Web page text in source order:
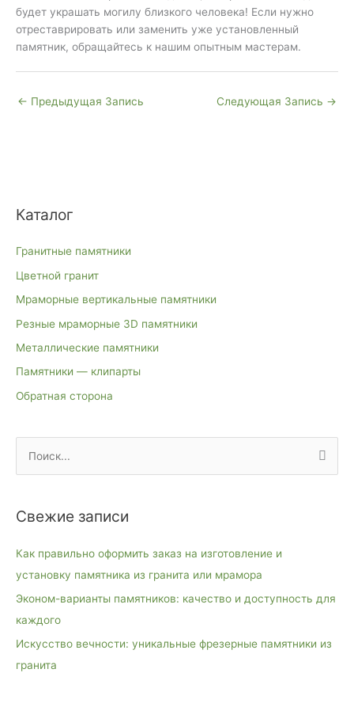
Каталог
Гранитные памятники
Цветной гранит
Мраморные вертикальные памятники
Резные мраморные 3D памятники
Металлические памятники
Памятники — клипарты
Обратная сторона
с
Свежие записи
Как правильно оформить заказ на изготовление и
установку памятника из гранита или мрамора
Эконом-варианты памятников: качество и доступность для
каждого
Искусство вечности: уникальные фрезерные памятники из
гранита
будет украшать могилу близкого человека! Если нужно
отреставрировать или заменить уже установленный
памятник, обращайтесь к нашим опытным мастерам.
← Предыдущая Запись Следующая Запись →